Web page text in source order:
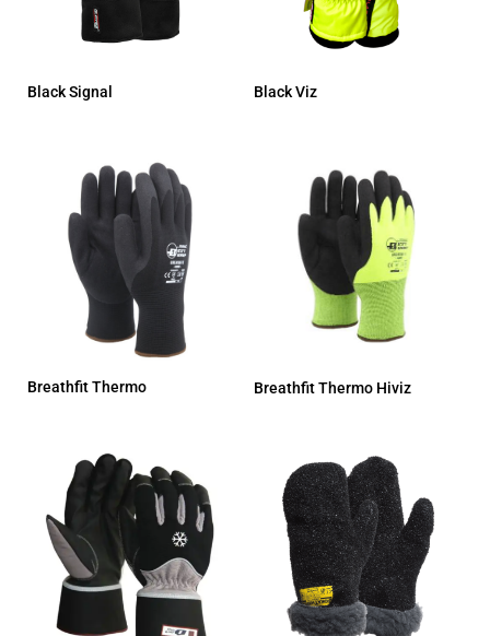
Black Signal Black Viz
Breathfit Thermo Breathfit Thermo Hiviz